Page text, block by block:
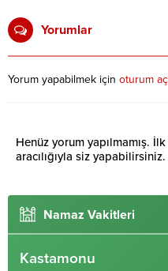
Yorumlar
Yorum yapabilmek için oturum
Henüz yorum yapılmamış.
aracılığıyla siz yapabilirsiniz.
Namaz Vakitleri
Kastamonu